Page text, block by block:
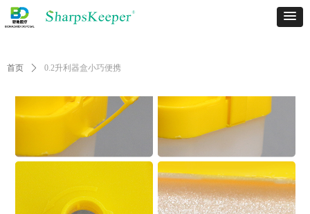
首页 ꄲ 0.2升利器盒小巧便携